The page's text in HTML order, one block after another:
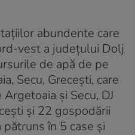
abundente care
vest a judeţului Dolj
de apă de pe
Secu, Greceşti, care
şi Secu, DJ
şi 22 gospodării
pătruns în 5 case şi